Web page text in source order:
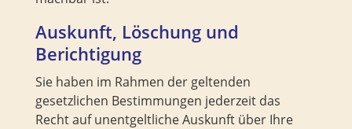
Auskunft, Löschung und
Berichtigung
Sie haben im Rahmen der geltenden
gesetzlichen Bestimmungen jederzeit das
Recht auf unentgeltliche Auskunft über Ihre